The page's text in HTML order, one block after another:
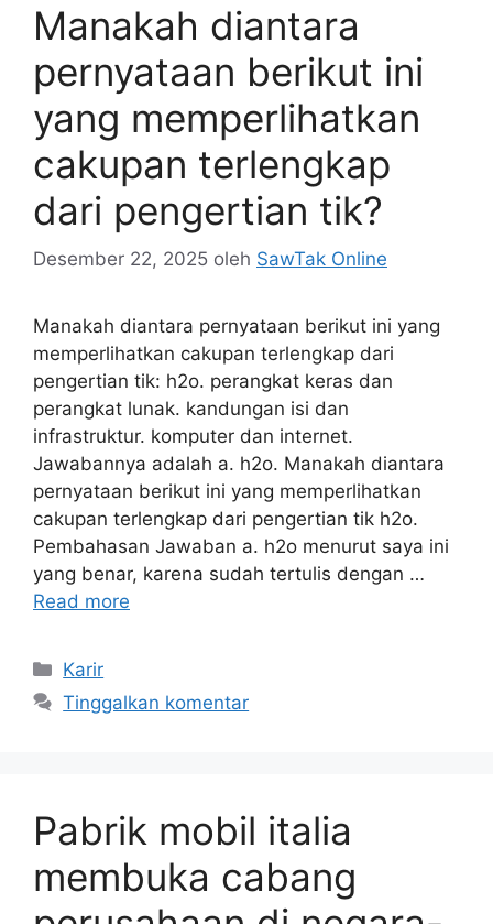
Manakah diantara
pernyataan berikut ini
yang memperlihatkan
cakupan terlengkap
dari pengertian tik?
Desember 22, 2025 oleh SawTak Online
Manakah diantara pernyataan berikut ini yang
memperlihatkan cakupan terlengkap dari
pengertian tik: h2o. perangkat keras dan
perangkat lunak. kandungan isi dan
infrastruktur. komputer dan internet.
Jawabannya adalah a. h2o. Manakah diantara
pernyataan berikut ini yang memperlihatkan
cakupan terlengkap dari pengertian tik h2o.
Pembahasan Jawaban a. h2o menurut saya ini
yang benar, karena sudah tertulis dengan …
Read more
Kategori
Karir
Tinggalkan komentar
Pabrik mobil italia
membuka cabang